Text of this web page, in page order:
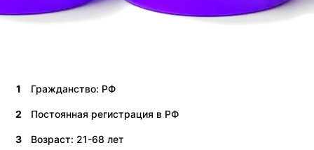
1 Гражданство: РФ
2 Постоянная регистрация в РФ
3 Возраст: 21-68 лет